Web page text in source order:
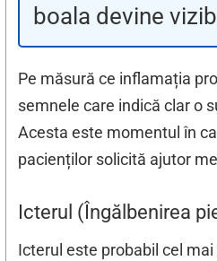
boala devine
Pe măsură ce inflamația
semnele care indică clar o
Acesta este momentul în
pacienților solicită ajutor
Icterul (Îngălbenirea
Icterul este probabil cel mai